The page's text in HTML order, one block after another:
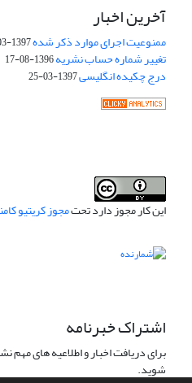
آخرین اخبار
ممنوعیت اجرای موارد ذکر شده1397-03-25
تغییر شماره حساب نشریه1396-08-17
درج چکیده انگلیسی1397-03-25
این کار مجوز دارد تحتمجوز کریتیو کامنز
اشتراک خبرنامه
برای دریافت اخبار و اطلاعیه های
شوید.